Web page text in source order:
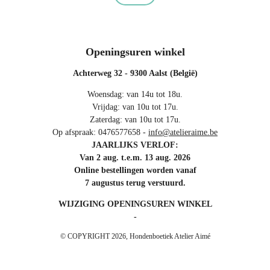
Openingsuren winkel
Achterweg 32 - 9300 Aalst (België)
Woensdag: van 14u tot 18u.
Vrijdag: van 10u tot 17u.
Zaterdag: van 10u tot 17u.
Op afspraak: 0476577658 - info@atelieraime.be
JAARLIJKS VERLOF:
Van 2 aug. t.e.m. 13 aug. 2026
Online bestellingen worden vanaf
7 augustus terug verstuurd.
WIJZIGING OPENINGSUREN WINKEL
-
© COPYRIGHT 2026, Hondenboetiek Atelier Aimé